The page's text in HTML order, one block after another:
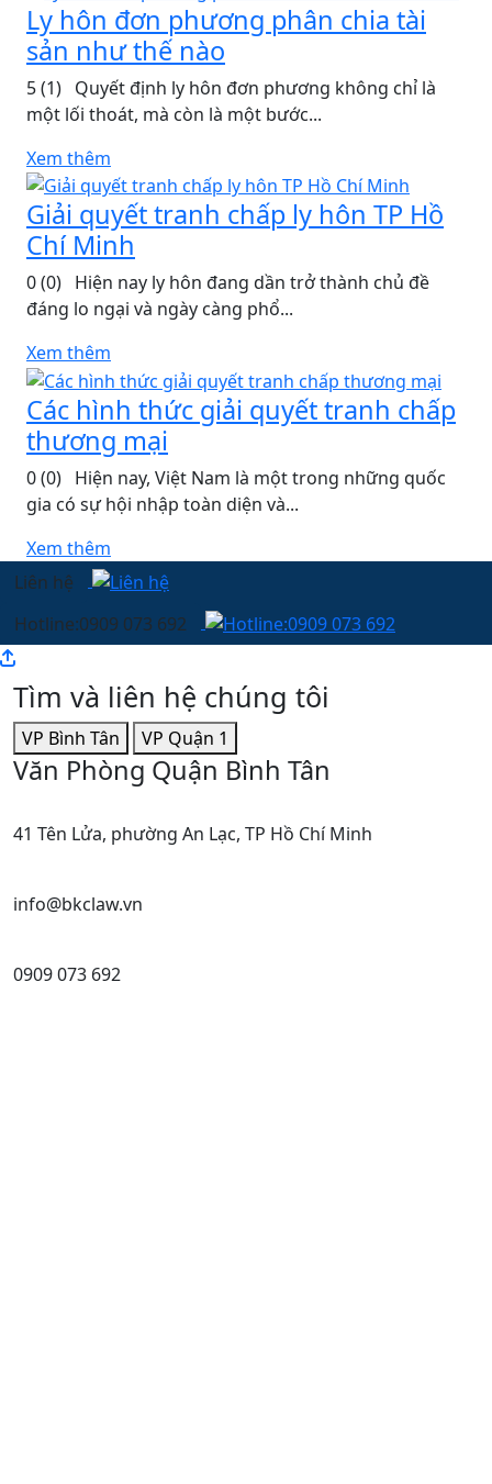
Ly hôn đơn phương phân chia tài
sản như thế nào
5 (1) ​ Quyết định ly hôn đơn phương không chỉ là
một lối thoát, mà còn là một bước...
Xem thêm
Giải quyết tranh chấp ly hôn TP Hồ
Chí Minh
0 (0) ​ Hiện nay ly hôn đang dần trở thành chủ đề
đáng lo ngại và ngày càng phổ...
Xem thêm
Các hình thức giải quyết tranh chấp
thương mại
0 (0) ​ Hiện nay, Việt Nam là một trong những quốc
gia có sự hội nhập toàn diện và...
Xem thêm
Liên hệ
Hotline:0909 073 692
Tìm và liên hệ chúng tôi
VP Bình Tân VP Quận 1
Văn Phòng Quận Bình Tân
41 Tên Lửa, phường An Lạc, TP Hồ Chí Minh
info@bkclaw.vn
0909 073 692